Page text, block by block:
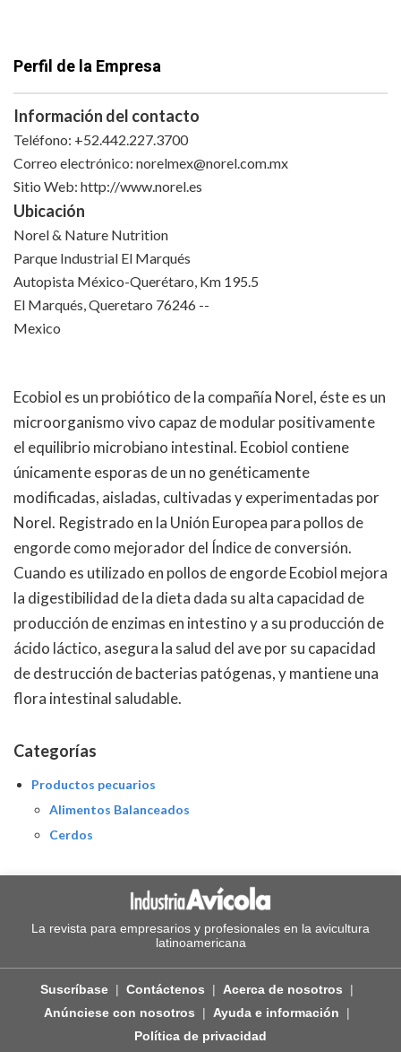
Perfil de la Empresa
Información del contacto
Teléfono: +52.442.227.3700
Correo electrónico: norelmex@norel.com.mx
Sitio Web: http://www.norel.es
Ubicación
Norel & Nature Nutrition
Parque Industrial El Marqués
Autopista México-Querétaro, Km 195.5
El Marqués, Queretaro 76246 --
Mexico
Ecobiol es un probiótico de la compañía Norel, éste es un
microorganismo vivo capaz de modular positivamente
el equilibrio microbiano intestinal. Ecobiol contiene
únicamente esporas de un no genéticamente
modificadas, aisladas, cultivadas y experimentadas por
Norel. Registrado en la Unión Europea para pollos de
engorde como mejorador del Índice de conversión.
Cuando es utilizado en pollos de engorde Ecobiol mejora
la digestibilidad de la dieta dada su alta capacidad de
producción de enzimas en intestino y a su producción de
ácido láctico, asegura la salud del ave por su capacidad
de destrucción de bacterias patógenas, y mantiene una
flora intestinal saludable.
Categorías
Productos pecuarios
Alimentos Balanceados
Cerdos
La revista para empresarios y profesionales en la avicultura
latinoamericana
Suscríbase Contáctenos
Acerca de nosotros
Anúnciese con nosotros
Ayuda e información
Política de privacidad